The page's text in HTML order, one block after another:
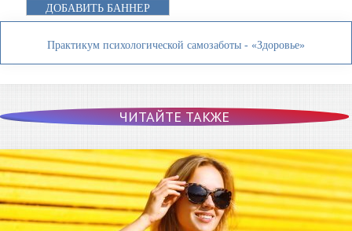
ДОБАВИТЬ БАННЕР
Практикум психологической самозаботы - «Здоровье»
ЧИТАЙТЕ ТАКЖЕ